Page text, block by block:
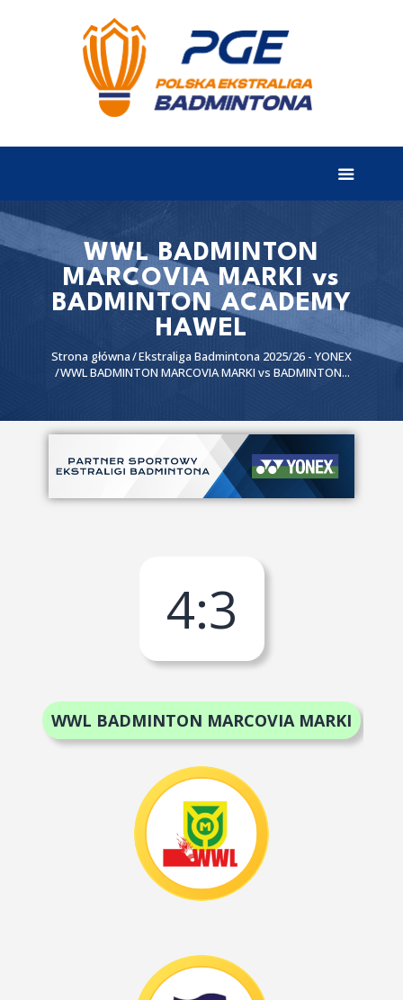
WWL BADMINTON
MARCOVIA MARKI vs
BADMINTON ACADEMY
HAWEL
Strona główna Ekstraliga Badmintona 2025/26 - YONEX
WWL BADMINTON MARCOVIA MARKI vs BADMINTON...
EKSTRALIGA
Aktualności
Wyniki
Terminarz
Partnerzy
I liga
II liga
4:3
WWL BADMINTON MARCOVIA MARKI